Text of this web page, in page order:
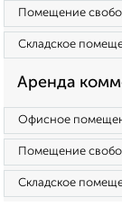
Помещение
Складское
Аренда
Офисное
Помещение
Складское